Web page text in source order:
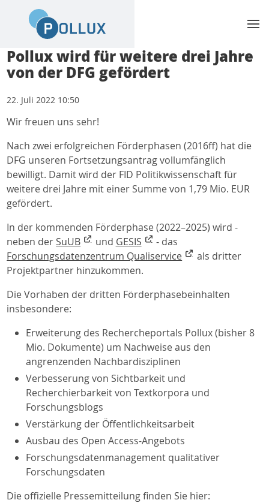
Pollux wird für weitere drei Jahre
von der DFG gefördert
22. Juli 2022 10:50
Wir freuen uns sehr!
Nach zwei erfolgreichen Förderphasen (2016ff) hat die
DFG unseren Fortsetzungsantrag vollumfänglich
bewilligt. Damit wird der FID Politikwissenschaft für
weitere drei Jahre mit einer Summe von 1,79 Mio. EUR
gefördert.
In der kommenden Förderphase (2022–2025) wird -
neben derSuUB und GESIS
- das
Forschungsdatenzentrum Qualiservice
als dritter
Projektpartner hinzukommen.
Die Vorhaben der dritten Förderphasebeinhalten
insbesondere:
Erweiterung des Rechercheportals Pollux (bisher 8
Mio. Dokumente) um Nachweise aus den
angrenzenden Nachbardisziplinen
Verbesserung von Sichtbarkeit und
Recherchierbarkeit von Textkorpora und
Forschungsblogs
Verstärkung der Öffentlichkeitsarbeit
Ausbau des Open Access-Angebots
Forschungsdatenmanagement qualitativer
Forschungsdaten
Die offizielle Pressemitteilung finden Sie hier: